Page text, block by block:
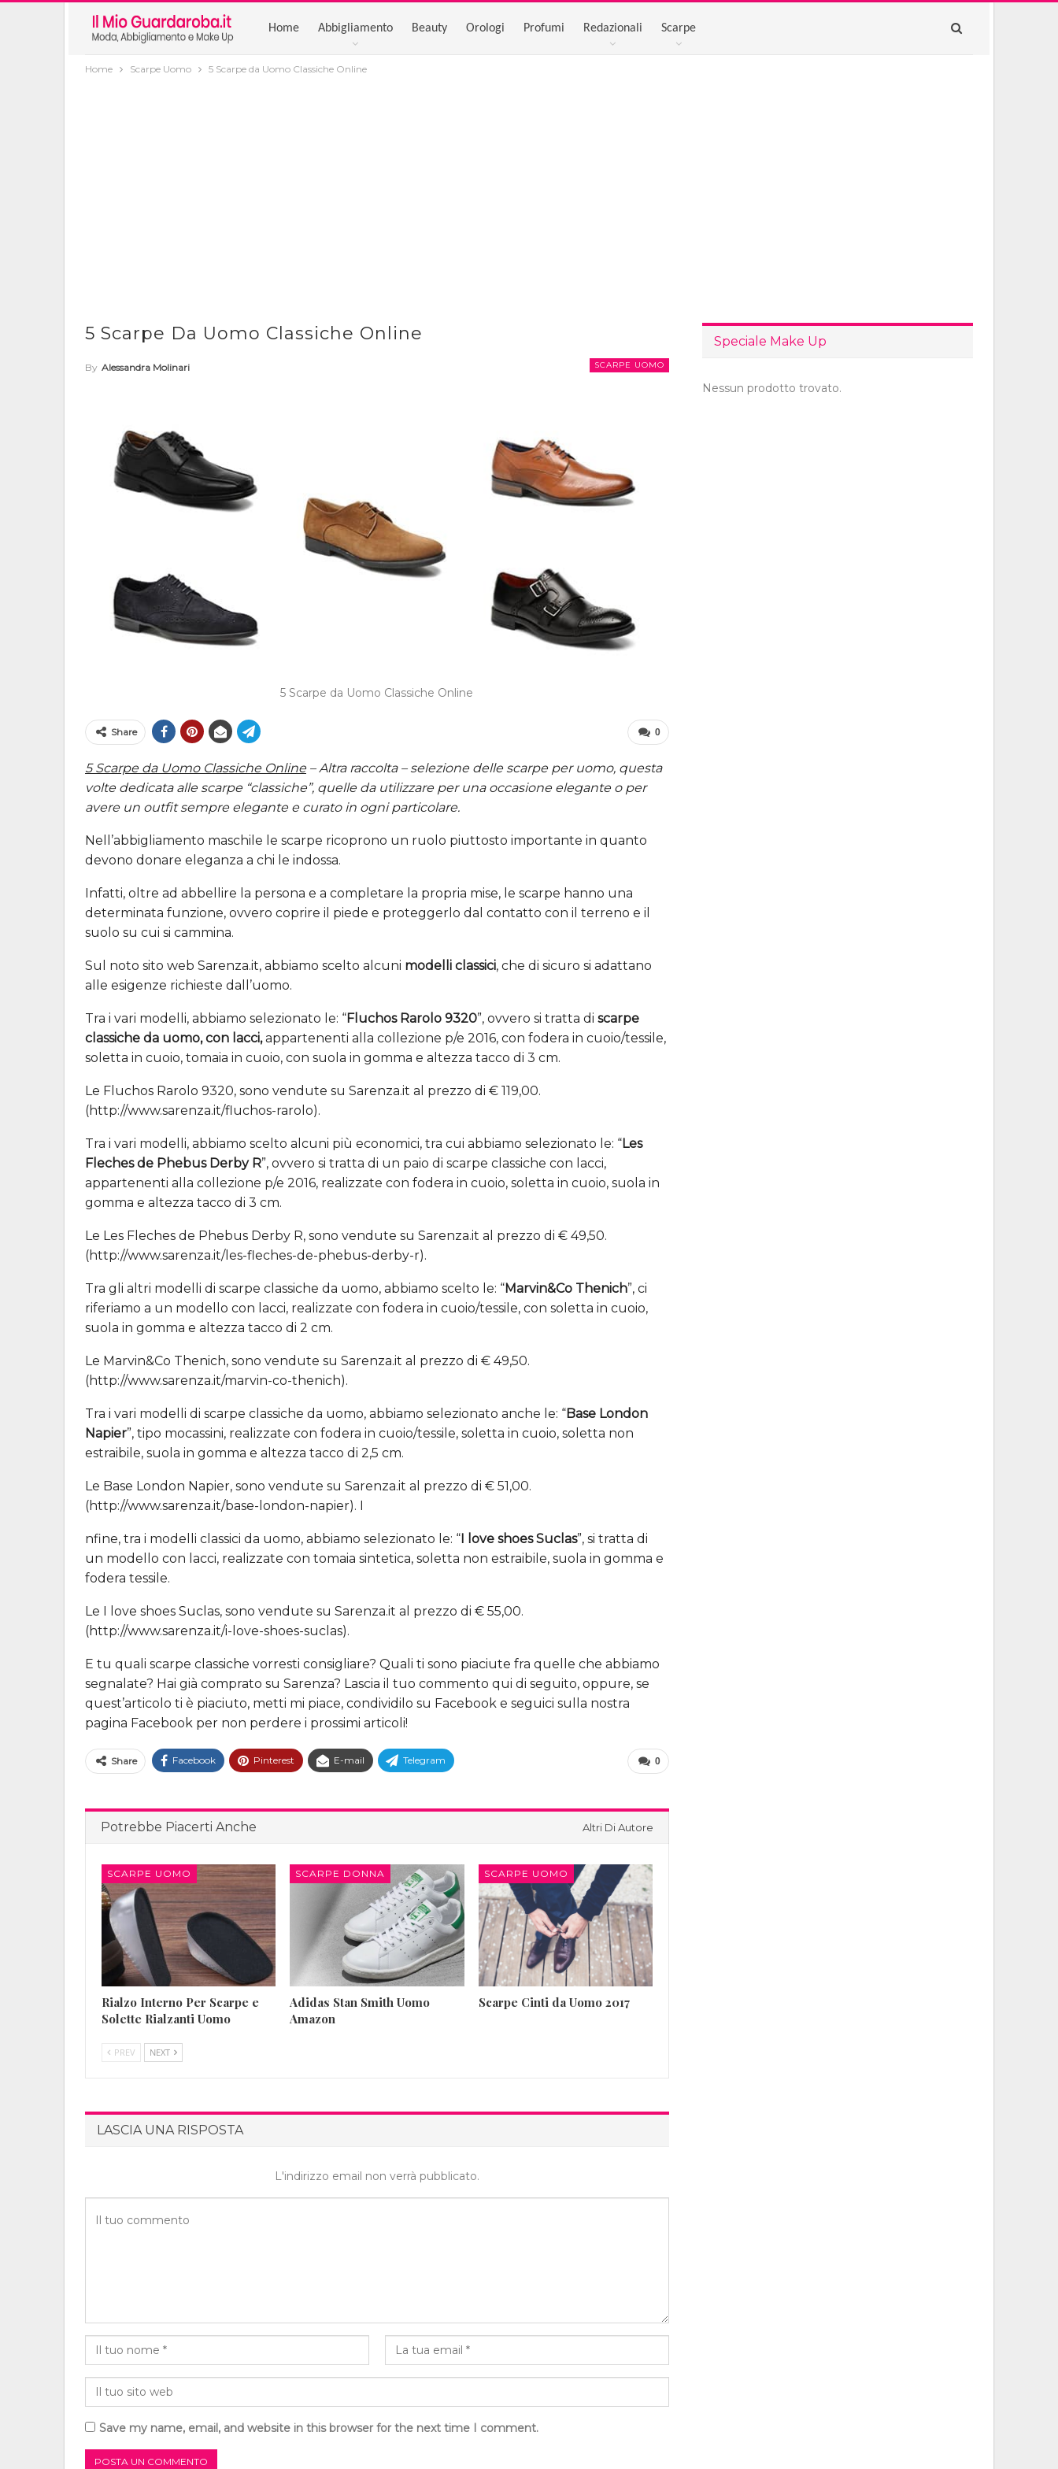
Home Abbigliamento Beauty Orologi Profumi Redazionali Scarpe
Home Scarpe Uomo 5 Scarpe da Uomo Classiche Online
5 Scarpe Da Uomo Classiche Online
SCARPE UOMO
By Alessandra Molinari
5 Scarpe da Uomo Classiche Online
0
Share
5 Scarpe da Uomo Classiche Online– Altra raccolta – selezione delle scarpe per uomo, questa
volte dedicata alle scarpe “classiche”, quelle da utilizzare per una occasione elegante o per
avere un outfit sempre elegante e curato in ogni particolare.
Nell’abbigliamento maschile le scarpe ricoprono un ruolo piuttosto importante in quanto
devono donare eleganza a chi le indossa.
Infatti, oltre ad abbellire la persona e a completare la propria mise, le scarpe hanno una
determinata funzione, ovvero coprire il piede e proteggerlo dal contatto con il terreno e il
suolo su cui si cammina.
Sul noto sito web Sarenza.it, abbiamo scelto alcuni modelli classici, che di sicuro si adattano
alle esigenze richieste dall’uomo.
Tra i vari modelli, abbiamo selezionato le: “Fluchos Rarolo 9320”, ovvero si tratta di scarpe
classiche da uomo, con lacci,appartenenti alla collezione p/e 2016, con fodera in cuoio/tessile,
soletta in cuoio, tomaia in cuoio, con suola in gomma e altezza tacco di 3 cm.
Le Fluchos Rarolo 9320, sono vendute su Sarenza.it al prezzo di € 119,00.
(http://www.sarenza.it/fluchos-rarolo).
Tra i vari modelli, abbiamo scelto alcuni più economici, tra cui abbiamo selezionato le: “Les
Fleches de Phebus Derby R”, ovvero si tratta di un paio di scarpe classiche con lacci,
appartenenti alla collezione p/e 2016, realizzate con fodera in cuoio, soletta in cuoio, suola in
gomma e altezza tacco di 3 cm.
Le Les Fleches de Phebus Derby R, sono vendute su Sarenza.it al prezzo di € 49,50.
(http://www.sarenza.it/les-fleches-de-phebus-derby-r).
Tra gli altri modelli di scarpe classiche da uomo, abbiamo scelto le: “Marvin&Co Thenich”, ci
riferiamo a un modello con lacci, realizzate con fodera in cuoio/tessile, con soletta in cuoio,
suola in gomma e altezza tacco di 2 cm.
Le Marvin&Co Thenich, sono vendute su Sarenza.it al prezzo di € 49,50.
(http://www.sarenza.it/marvin-co-thenich).
Tra i vari modelli di scarpe classiche da uomo, abbiamo selezionato anche le: “Base London
Napier”, tipo mocassini, realizzate con fodera in cuoio/tessile, soletta in cuoio, soletta non
estraibile, suola in gomma e altezza tacco di 2,5 cm.
Le Base London Napier, sono vendute su Sarenza.it al prezzo di € 51,00.
(http://www.sarenza.it/base-london-napier). I
nfine, tra i modelli classici da uomo, abbiamo selezionato le: “I love shoes Suclas”, si tratta di
un modello con lacci, realizzate con tomaia sintetica, soletta non estraibile, suola in gomma e
fodera tessile.
Le I love shoes Suclas, sono vendute su Sarenza.it al prezzo di € 55,00.
(http://www.sarenza.it/i-love-shoes-suclas).
E tu quali scarpe classiche vorresti consigliare? Quali ti sono piaciute fra quelle che abbiamo
segnalate? Hai già comprato su Sarenza? Lascia il tuo commento qui di seguito, oppure, se
quest’articolo ti è piaciuto, metti mi piace, condividilo su Facebook e seguici sulla nostra
pagina Facebook per non perdere i prossimi articoli!
0
Share Facebook Pinterest E-mail Telegram
Potrebbe Piacerti Anche Altri Di Autore
SCARPE UOMO
Rialzo Interno Per Scarpe e
Solette Rialzanti Uomo
SCARPE DONNA
Adidas Stan Smith Uomo
Amazon
SCARPE UOMO
Scarpe Cinti da Uomo 2017
PREV NEXT
LASCIA UNA RISPOSTA
L'indirizzo email non verrà pubblicato.
Save my name, email, and website in this browser for the next time I comment.
Speciale Make Up
Nessun prodotto trovato.